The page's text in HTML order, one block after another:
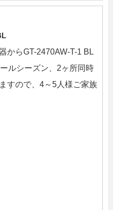
からGT-2470AW-T-1 BL
ルシーズン、2ヶ所同時
すので、4～5人様ご家族